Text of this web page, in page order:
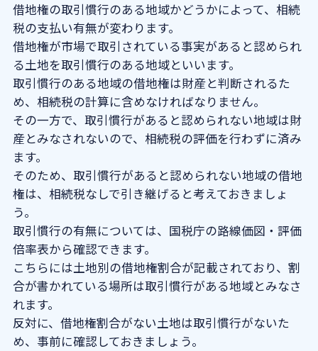
借地権の取引慣行のある地域かどうかによって、相続
税の支払い有無が変わります。
借地権が市場で取引されている事実があると認められ
る土地を取引慣行のある地域といいます。
取引慣行のある地域の借地権は財産と判断されるた
め、相続税の計算に含めなければなりません。
その一方で、取引慣行があると認められない地域は財
産とみなされないので、相続税の評価を行わずに済み
ます。
そのため、取引慣行があると認められない地域の借地
権は、相続税なしで引き継げると考えておきましょ
う。
取引慣行の有無については、国税庁の路線価図・評価
倍率表から確認できます。
こちらには土地別の借地権割合が記載されており、割
合が書かれている場所は取引慣行がある地域とみなさ
れます。
反対に、借地権割合がない土地は取引慣行がないた
め、事前に確認しておきましょう。